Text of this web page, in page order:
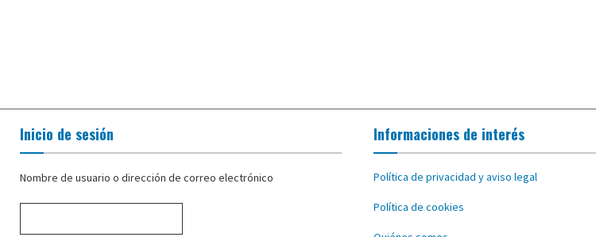
Inicio de sesión
Nombre de usuario o dirección de correo electrónico
Informaciones de interés
Política de privacidad y aviso legal
Política de cookies